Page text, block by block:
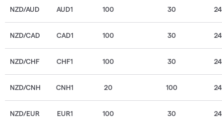
NZD/AUD AUD1 100 30
NZD/CAD CAD1 100 30
NZD/CHF CHF1 100 30
NZD/CNH CNH1 20 100
NZD/EUR EUR1 100 30